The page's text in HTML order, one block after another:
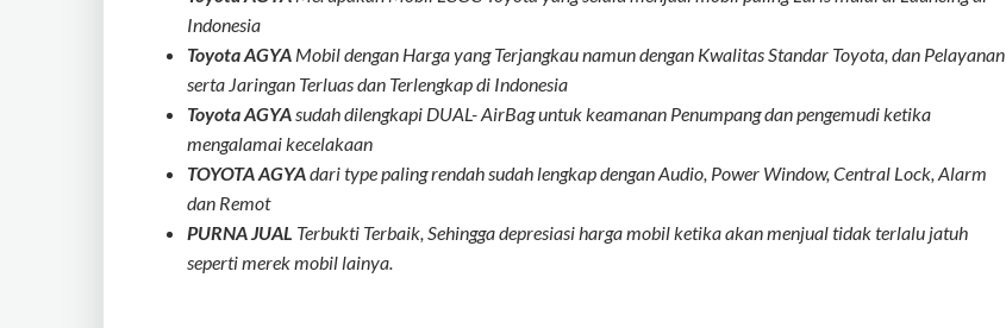
Indonesia
Toyota AGYA Mobil dengan Harga yang Terjangkau namun dengan Kwalitas Standar Toyota, dan Pelayanan
serta Jaringan Terluas dan Terlengkap di Indonesia
Toyota AGYAsudah dilengkapi DUAL- AirBag untuk keamanan Penumpang dan pengemudi ketika
mengalamai kecelakaan
TOYOTA AGYAdari type paling rendah sudah lengkap dengan Audio, Power Window, Central Lock, Alarm
dan Remot
PURNA JUAL Terbukti Terbaik, Sehingga depresiasi harga mobil ketika akan menjual tidak terlalu jatuh
seperti merek mobil lainya.